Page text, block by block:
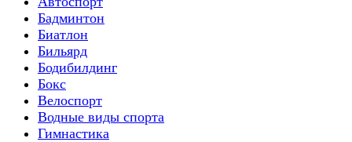
Бадминтон
Биатлон
Бильярд
Бодибилдинг
Бокс
Велоспорт
Водные виды спорта
Гимнастика